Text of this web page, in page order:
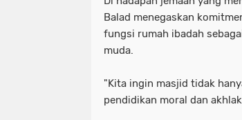
Balad menegaskan
fungsi rumah ibadah
muda.
"Kita ingin masjid tidak
pendidikan moral dan